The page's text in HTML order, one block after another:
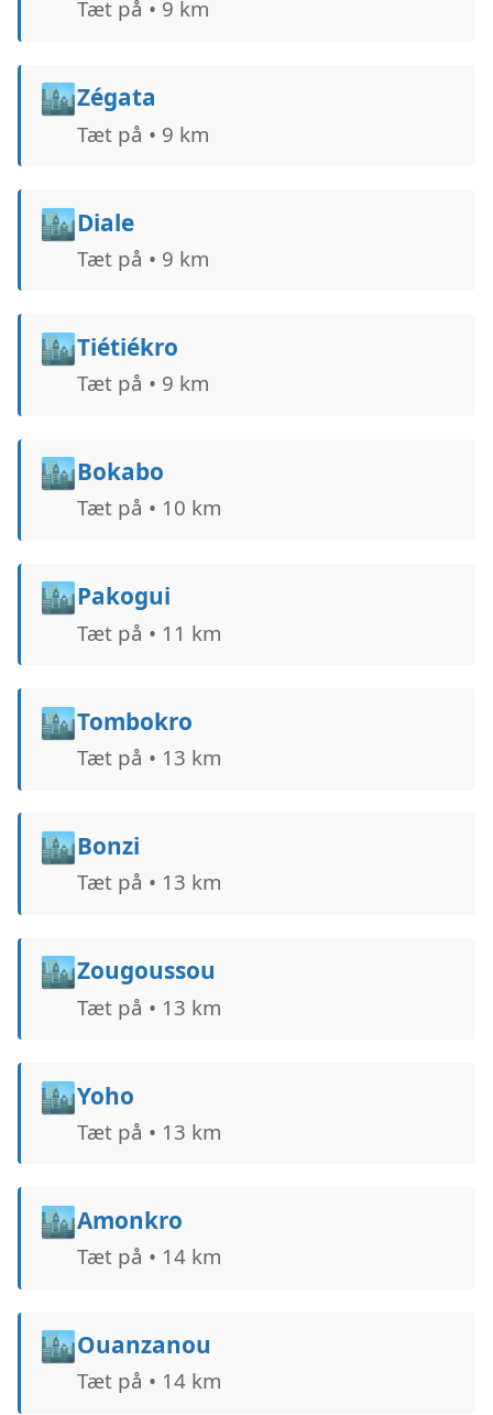
Tæt på • 9 km
🏙️Zégata
Tæt på • 9 km
🏙️Diale
Tæt på • 9 km
🏙️Tiétiékro
Tæt på • 9 km
🏙️Bokabo
Tæt på • 10 km
🏙️Pakogui
Tæt på • 11 km
🏙️Tombokro
Tæt på • 13 km
🏙️Bonzi
Tæt på • 13 km
🏙️Zougoussou
Tæt på • 13 km
🏙️Yoho
Tæt på • 13 km
🏙️Amonkro
Tæt på • 14 km
🏙️Ouanzanou
Tæt på • 14 km